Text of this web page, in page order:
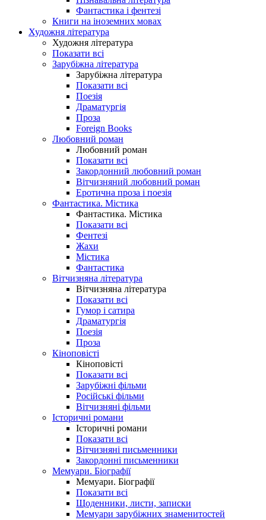
Фантастика і фентезі
Книги на іноземних мовах
Художня література
Художня література
Показати всі
Зарубіжна література
Зарубіжна література
Показати всі
Поезія
Драматургія
Проза
Foreign Books
Любовний роман
Любовний роман
Показати всі
Закордонний любовний роман
Вітчизняний любовний роман
Еротична проза і поезія
Фантастика. Містика
Фантастика. Містика
Показати всі
Фентезі
Жахи
Містика
Фантастика
Вітчизняна література
Вітчизняна література
Показати всі
Гумор і сатира
Драматургія
Поезія
Проза
Кіноповісті
Кіноповісті
Показати всі
Зарубіжні фільми
Російські фільми
Вітчизняні фільми
Історичні романи
Історичні романи
Показати всі
Вітчизняні письменники
Закордонні письменники
Мемуари. Біографії
Мемуари. Біографії
Показати всі
Щоденники, листи, записки
Мемуари зарубіжних знаменитостей